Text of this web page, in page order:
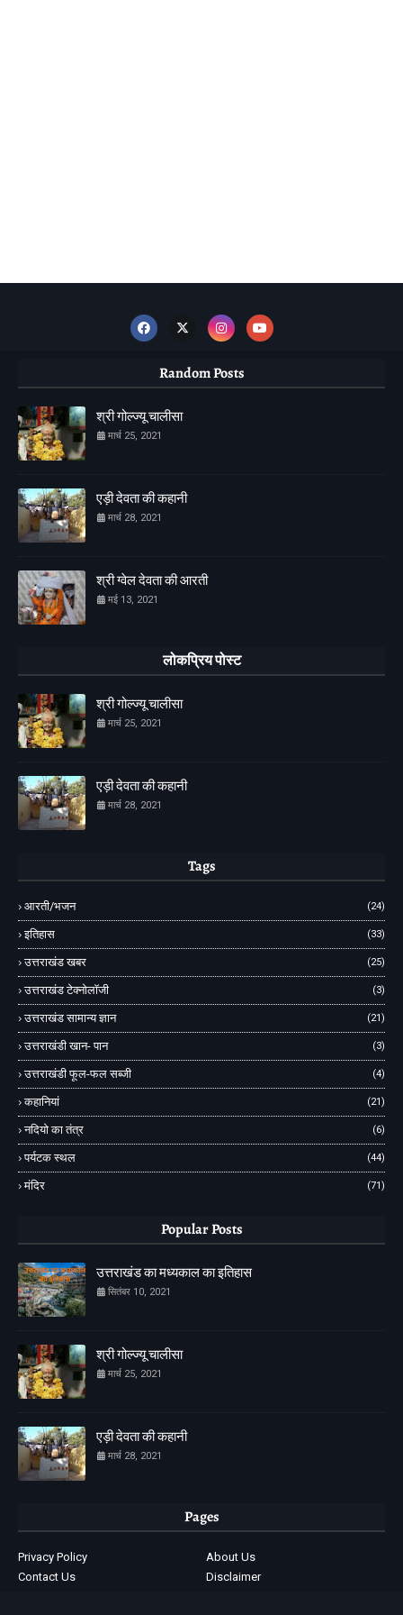
Random Posts
श्री गोल्ज्यू चालीसा
मार्च 25, 2021
एड़ी देवता की कहानी
मार्च 28, 2021
श्री ग्वेल देवता की आरती
मई 13, 2021
लोकप्रिय पोस्ट
श्री गोल्ज्यू चालीसा
मार्च 25, 2021
एड़ी देवता की कहानी
मार्च 28, 2021
Tags
आरती/भजन (24)
इतिहास (33)
उत्तराखंड खबर (25)
उत्तराखंड टेक्नोलॉजी (3)
उत्तराखंड सामान्य ज्ञान (21)
उत्तराखंडी खान- पान (3)
उत्तराखंडी फूल-फल सब्जी (4)
कहानियां (21)
नदियो का तंत्र (6)
पर्यटक स्थल (44)
मंदिर (71)
Popular Posts
उत्तराखंड का मध्यकाल का इतिहास
सितंबर 10, 2021
श्री गोल्ज्यू चालीसा
मार्च 25, 2021
एड़ी देवता की कहानी
मार्च 28, 2021
Pages
Privacy Policy
About Us
Contact Us
Disclaimer